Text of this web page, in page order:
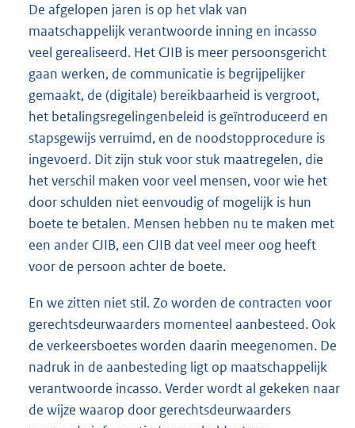
De afgelopen jaren is op het vlak van
maatschappelijk verantwoorde inning en incasso
veel gerealiseerd. Het CJIB is meer persoonsgericht
gaan werken, de communicatie is begrijpelijker
gemaakt, de (digitale) bereikbaarheid is vergroot,
het betalingsregelingenbeleid is geïntroduceerd en
stapsgewijs verruimd, en de noodstopprocedure is
ingevoerd. Dit zijn stuk voor stuk maatregelen, die
het verschil maken voor veel mensen, voor wie het
door schulden niet eenvoudig of mogelijk is hun
boete te betalen. Mensen hebben nu te maken met
een ander CJIB, een CJIB dat veel meer oog heeft
voor de persoon achter de boete.
En we zitten niet stil. Zo worden de contracten voor
gerechtsdeurwaarders momenteel aanbesteed. Ook
de verkeersboetes worden daarin meegenomen. De
nadruk in de aanbesteding ligt op maatschappelijk
verantwoorde incasso. Verder wordt al gekeken naar
de wijze waarop door gerechtsdeurwaarders